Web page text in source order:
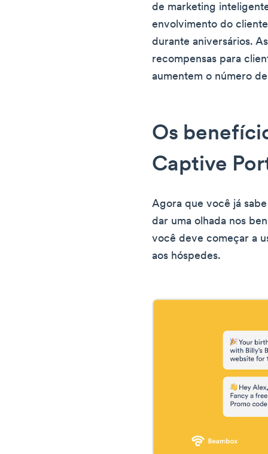
de marketing
envolvimento do
durante aniversários.
recompensas para
aumentem o número
Os
Captive
Agora que você já
dar uma olhada nos
você deve começar a
aos hóspedes.